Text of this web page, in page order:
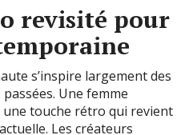
revisité pour
s’inspire largement des
Une femme
une touche rétro qui revient
Les créateurs